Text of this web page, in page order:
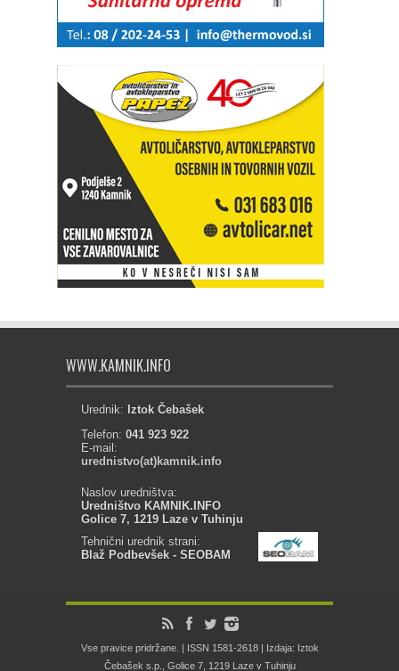
WWW.KAMNIK.INFO
Urednik: Iztok Čebašek
Telefon: 041 923 922
E-mail:
urednistvo(at)kamnik.info
Naslov uredništva:
Uredništvo KAMNIK.INFO
Golice 7, 1219 Laze v Tuhinju
Tehnični urednik strani:
Blaž Podbevšek - SEOBAM
Vse pravice pridržane. | ISSN 1581-2618 | Izdaja: Iztok
Čebašek s.p., Golice 7, 1219 Laze v Tuhinju